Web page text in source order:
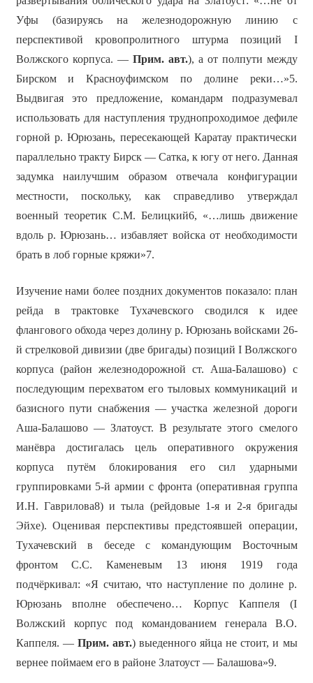
Уфы (базируясь на железнодорожную линию с
перспективой кровопролитного штурма позиций I
Волжского корпуса. — Прим. авт.), а от полпути между
Бирском и Красноуфимском по долине реки…»5.
Выдвигая это предложение, командарм подразумевал
использовать для наступления труднопроходимое дефиле
горной р. Юрюзань, пересекающей Каратау практически
параллельно тракту Бирск — Сатка, к югу от него. Данная
задумка наилучшим образом отвечала конфигурации
местности, поскольку, как справедливо утверждал
военный теоретик С.М. Белицкий6, «…лишь движение
вдоль р. Юрюзань… избавляет войска от необходимости
брать в лоб горные кряжи»7.
Изучение нами более поздних документов показало: план
рейда в трактовке Тухачевского сводился к идее
флангового обхода через долину р. Юрюзань войсками 26-
й стрелковой дивизии (две бригады) позиций I Волжского
корпуса (район железнодорожной ст. Аша-Балашово) с
последующим перехватом его тыловых коммуникаций и
базисного пути снабжения — участка железной дороги
Аша-Балашово — Златоуст. В результате этого смелого
манёвра достигалась цель оперативного окружения
корпуса путём блокирования его сил ударными
группировками 5-й армии с фронта (оперативная группа
И.Н. Гаврилова8) и тыла (рейдовые 1-я и 2-я бригады
Эйхе). Оценивая перспективы предстоявшей операции,
Тухачевский в беседе с командующим Восточным
фронтом С.С. Каменевым 13 июня 1919 года
подчёркивал: «Я считаю, что наступление по долине р.
Юрюзань вполне обеспечено… Корпус Каппеля (I
Волжский корпус под командованием генерала В.О.
Каппеля. — Прим. авт.) выеденного яйца не стоит, и мы
вернее поймаем его в районе Златоуст — Балашова»9.